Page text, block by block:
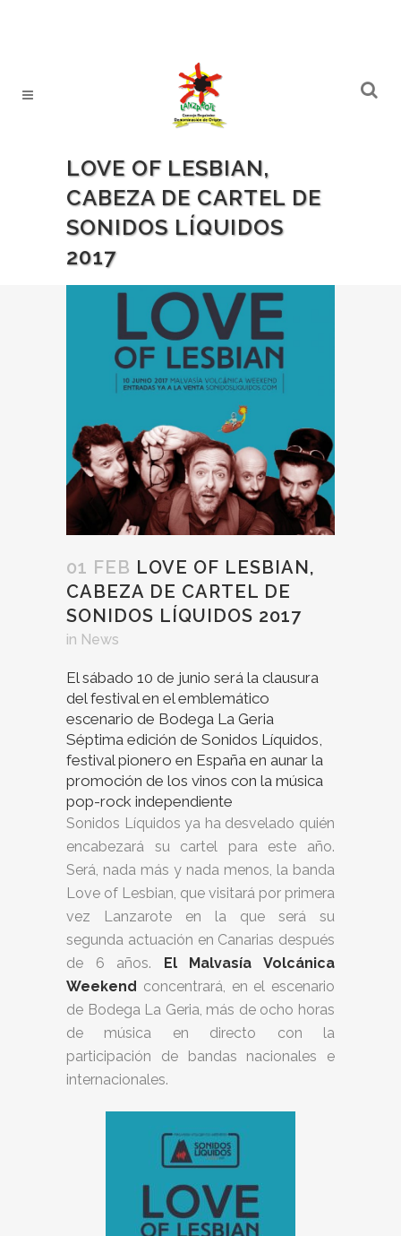
LOVE OF LESBIAN,
CABEZA DE CARTEL DE
SONIDOS LÍQUIDOS
2017
01 FEB LOVE OF LESBIAN,
CABEZA DE CARTEL DE
SONIDOS LÍQUIDOS 2017
in News
El sábado 10 de junio será la clausura
del festival en el emblemático
escenario de Bodega La Geria
Séptima edición de Sonidos Líquidos,
festival pionero en España en aunar la
promoción de los vinos con la música
pop-rock independiente
Sonidos Líquidos ya ha desvelado quién
encabezará su cartel para este año.
Será, nada más y nada menos, la banda
Love of Lesbian, que visitará por primera
vez Lanzarote en la que será su
segunda actuación en Canarias después
de 6 años. El Malvasía Volcánica
Weekend concentrará, en el escenario
de Bodega La Geria, más de ocho horas
de música en directo con la
participación de bandas nacionales e
internacionales.